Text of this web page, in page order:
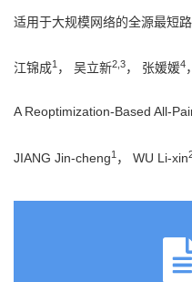
适用于大规模网络的全源最短
江锦成1 ， 吴立新2,3， 张媛媛4
A Reoptimization-Based All-
JIANG Jin-cheng1 ， WU Li-xin